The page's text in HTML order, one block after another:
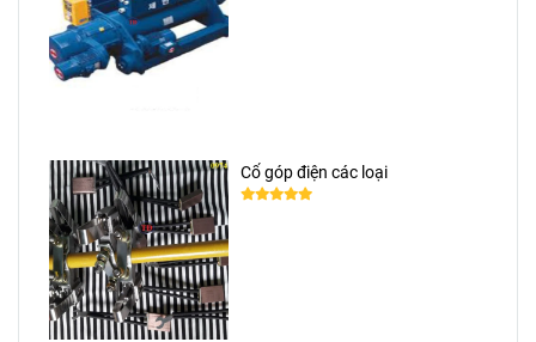
Cổ góp điện các loại